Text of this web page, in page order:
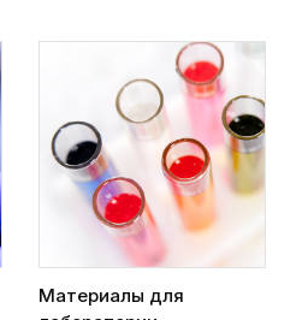
Материалы для